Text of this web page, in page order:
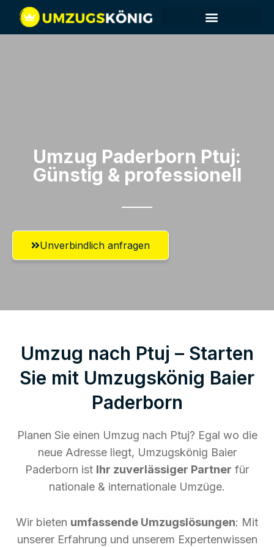
Umzug Paderborn​ Ptuj:
Günstig & professionell​
Unverbindlich anfragen
Umzug nach Ptuj – Starten
Sie mit Umzugskönig Baier
Paderborn
Planen Sie einen Umzug nach Ptuj? Egal wo die
neue Adresse liegt, Umzugskönig Baier
Paderborn ist Ihr zuverlässiger Partner für
nationale & internationale Umzüge.
Wir bieten umfassende Umzugslösungen: Mit
unserer Erfahrung und unserem Expertenwissen